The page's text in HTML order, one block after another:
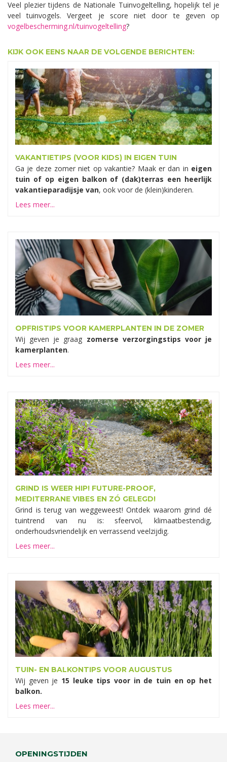
Veel plezier tijdens de Nationale Tuinvogeltelling, hopelijk tel je
veel tuinvogels. Vergeet je score niet door te geven op
vogelbescherming.nl/tuinvogeltelling?
KIJK OOK EENS NAAR DE VOLGENDE BERICHTEN:
VAKANTIETIPS (VOOR KIDS) IN EIGEN TUIN
Ga je deze zomer niet op vakantie? Maak er dan in eigen
tuin of op eigen balkon of (dak)terras een heerlijk
vakantieparadijsje van, ook voor de (klein)kinderen.
Lees meer...
OPFRISTIPS VOOR KAMERPLANTEN IN DE ZOMER
Wij geven je graag zomerse verzorgingstips voor je
kamerplanten.
Lees meer...
GRIND IS WEER HIP! FUTURE-PROOF,
MEDITERRANE VIBES EN ZÓ GELEGD!
Grind is terug van weggeweest! Ontdek waarom grind dé
tuintrend van nu is: sfeervol, klimaatbestendig,
onderhoudsvriendelijk en verrassend veelzijdig.
Lees meer...
TUIN- EN BALKONTIPS VOOR AUGUSTUS
Wij geven je 15 leuke tips voor in de tuin en op het
balkon.
Lees meer...
OPENINGSTIJDEN